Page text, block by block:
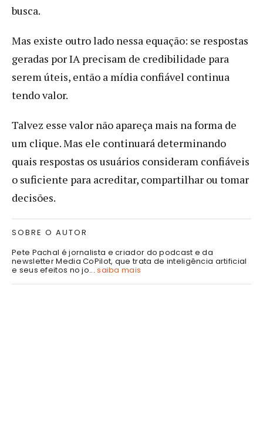
busca.
Mas existe outro lado nessa equação: se respostas
geradas por IA precisam de credibilidade para
serem úteis, então a mídia confiável continua
tendo valor.
Talvez esse valor não apareça mais na forma de
um clique. Mas ele continuará determinando
quais respostas os usuários consideram confiáveis
o suficiente para acreditar, compartilhar ou tomar
decisões.
SOBRE O AUTOR
Pete Pachal é jornalista e criador do podcast e da
newsletter Media CoPilot, que trata de inteligência artificial
e seus efeitos no jo...saiba mais